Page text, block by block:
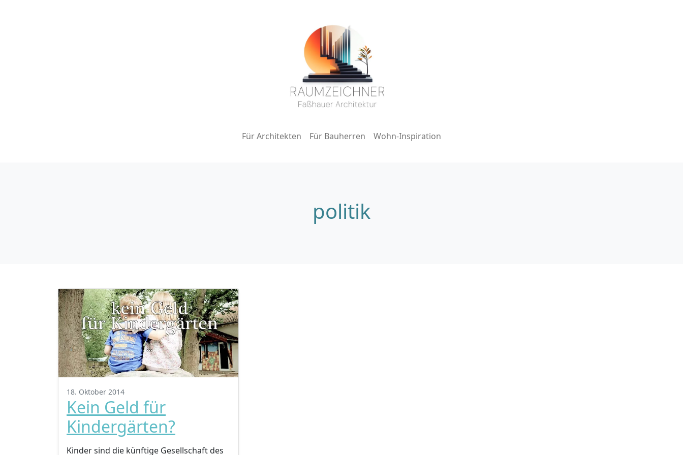
Für Architekten Für Bauherren Wohn-Inspiration
politik
18. Oktober 2014
Kein Geld für
Kindergärten?
Kinder sind die künftige Gesellschaft des